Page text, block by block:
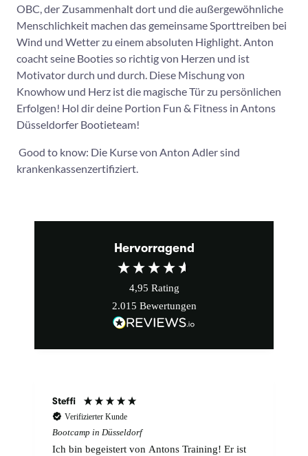
OBC, der Zusammenhalt dort und die außergewöhnliche
Menschlichkeit machen das gemeinsame Sporttreiben bei
Wind und Wetter zu einem absoluten Highlight. Anton
coacht seine Booties so richtig von Herzen und ist
Motivator durch und durch. Diese Mischung von
Knowhow und Herz ist die magische Tür zu persönlichen
Erfolgen! Hol dir deine Portion Fun & Fitness in Antons
Düsseldorfer Bootieteam!
Good to know: Die Kurse von Anton Adler sind
krankenkassenzertifiziert.
Hervorragend
4,95 Rating
2.015 Bewertungen
Steffi
Verifizierter Kunde
Bootcamp in Düsseldorf
Ich bin begeistert von Antons Training! Er ist